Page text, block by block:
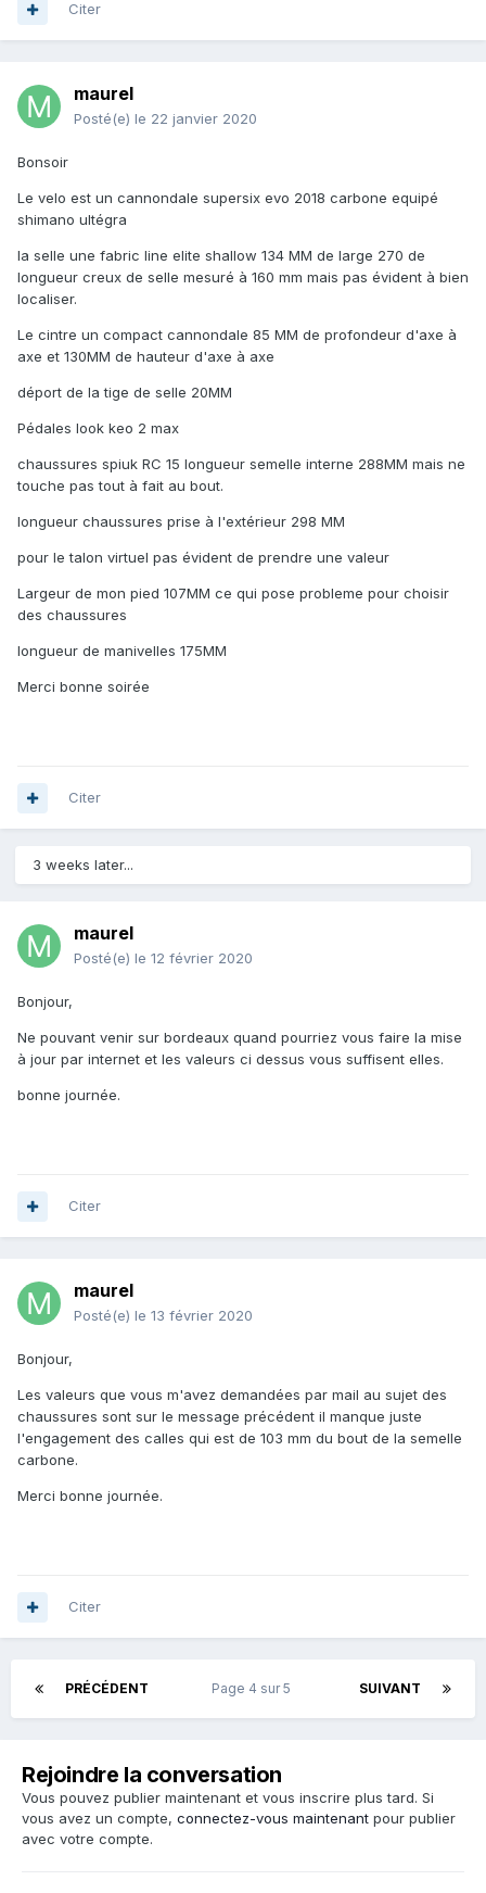
Citer
maurel
Posté(e) le 22 janvier 2020
Bonsoir
Le velo est un cannondale supersix evo 2018 carbone equipé
shimano ultégra
la selle une fabric line elite shallow 134 MM de large 270 de
longueur creux de selle mesuré à 160 mm mais pas évident à bien
localiser.
Le cintre un compact cannondale 85 MM de profondeur d'axe à
axe et 130MM de hauteur d'axe à axe
déport de la tige de selle 20MM
Pédales look keo 2 max
chaussures spiuk RC 15 longueur semelle interne 288MM mais ne
touche pas tout à fait au bout.
longueur chaussures prise à l'extérieur 298 MM
pour le talon virtuel pas évident de prendre une valeur
Largeur de mon pied 107MM ce qui pose probleme pour choisir
des chaussures
longueur de manivelles 175MM
Merci bonne soirée
Citer
3 weeks later...
maurel
Posté(e) le 12 février 2020
Bonjour,
Ne pouvant venir sur bordeaux quand pourriez vous faire la mise
à jour par internet et les valeurs ci dessus vous suffisent elles.
bonne journée.
Citer
maurel
Posté(e) le 13 février 2020
Bonjour,
Les valeurs que vous m'avez demandées par mail au sujet des
chaussures sont sur le message précédent il manque juste
l'engagement des calles qui est de 103 mm du bout de la semelle
carbone.
Merci bonne journée.
Citer
PRÉCÉDENT SUIVANT
Page 4 sur 5
Rejoindre la conversation
Vous pouvez publier maintenant et vous inscrire plus tard. Si
vous avez un compte, connectez-vous maintenant pour publier
avec votre compte.